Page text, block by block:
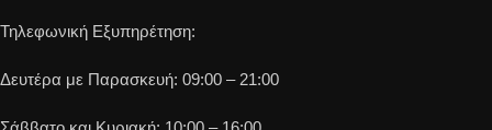
Τηλεφωνική Εξυπηρέτηση:
Δευτέρα με Παρασκευή: 09:00 – 21:00